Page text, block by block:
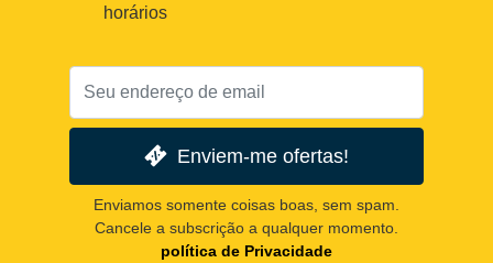
horários
Enviem-me ofertas!
Enviamos somente coisas boas, sem spam.
Cancele a subscrição a qualquer momento.
política de Privacidade